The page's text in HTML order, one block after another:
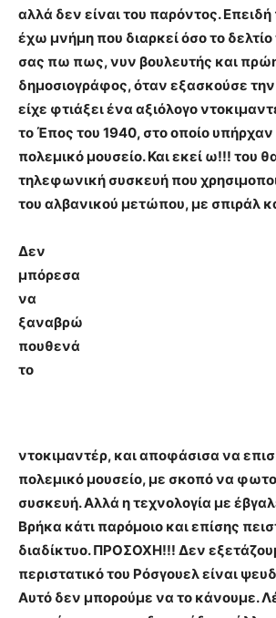
αλλά δεν είναι του παρόντος.
έχω μνήμη που διαρκεί όσο το
σας πω πως,νυν βουλευτής και
δημοσιογράφος, όταν εξασκούσε
είχε φτιάξει ένα αξιόλογο
το Έπος του 1940, στο οποίο
πολεμικό μουσείο. Και εκεί ω!!! του
τηλεφωνική συσκευή που
του αλβανικού μετώπου,με σπιράλ
Δεν
μπόρεσα
να
ξαναβρώ
πουθενά
το
ντοκιμαντέρ, και αποφάσισα να
πολεμικό μουσείο, με σκοπό να
συσκευή. Αλλά η τεχνολογία με
Βρήκα κάτι παρόμοιο και επίσης
διαδίκτυο.ΠΡΟΣΟΧΗ!!! Δεν
περιστατικό του Ρόσγουελ είναι
Αυτό δεν μπορούμε να το κάνουμε.